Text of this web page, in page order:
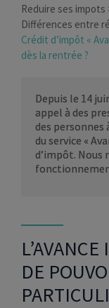
Reduire ses impots
Différences entre
Crédit d’impôt «
dès la rentrée ?
Depuis le 14
appel à des
des
du service «
d’impôt. Nous
DE